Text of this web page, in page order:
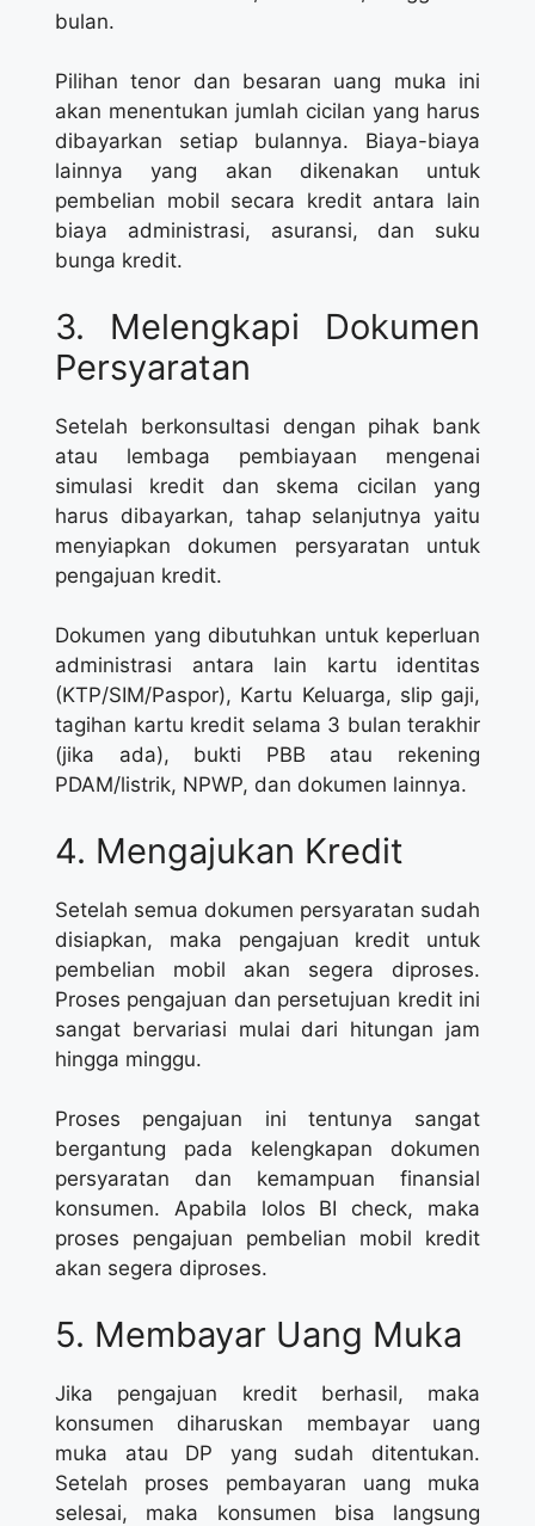
bulan.
Pilihan tenor dan besaran uang muka ini
akan menentukan jumlah cicilan yang harus
dibayarkan setiap bulannya. Biaya-biaya
lainnya yang akan dikenakan untuk
pembelian mobil secara kredit antara lain
biaya administrasi, asuransi, dan suku
bunga kredit.
3. Melengkapi Dokumen
Persyaratan
Setelah berkonsultasi dengan pihak bank
atau lembaga pembiayaan mengenai
simulasi kredit dan skema cicilan yang
harus dibayarkan, tahap selanjutnya yaitu
menyiapkan dokumen persyaratan untuk
pengajuan kredit.
Dokumen yang dibutuhkan untuk keperluan
administrasi antara lain kartu identitas
(KTP/SIM/Paspor), Kartu Keluarga, slip gaji,
tagihan kartu kredit selama 3 bulan terakhir
(jika ada), bukti PBB atau rekening
PDAM/listrik, NPWP, dan dokumen lainnya.
4. Mengajukan Kredit
Setelah semua dokumen persyaratan sudah
disiapkan, maka pengajuan kredit untuk
pembelian mobil akan segera diproses.
Proses pengajuan dan persetujuan kredit ini
sangat bervariasi mulai dari hitungan jam
hingga minggu.
Proses pengajuan ini tentunya sangat
bergantung pada kelengkapan dokumen
persyaratan dan kemampuan finansial
konsumen. Apabila lolos BI check, maka
proses pengajuan pembelian mobil kredit
akan segera diproses.
5. Membayar Uang Muka
Jika pengajuan kredit berhasil, maka
konsumen diharuskan membayar uang
muka atau DP yang sudah ditentukan.
Setelah proses pembayaran uang muka
selesai, maka konsumen bisa langsung